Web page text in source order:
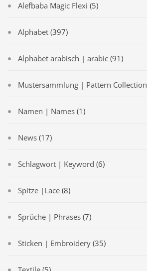
Alefbaba Magic Flexi (5)
Alphabet (397)
Alphabet arabisch | arabic (91)
Mustersammlung | Pattern Collection
Namen | Names (1)
News (17)
Schlagwort | Keyword (6)
Spitze |Lace (8)
Sprüche | Phrases (7)
Sticken | Embroidery (35)